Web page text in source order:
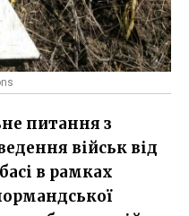
питання з
військ від
в рамках